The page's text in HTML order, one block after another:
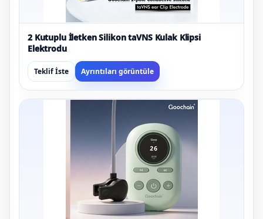
2 Kutuplu İletken Silikon taVNS Kulak Klipsi
Elektrodu
Teklif İste Ayrıntıları görüntüle